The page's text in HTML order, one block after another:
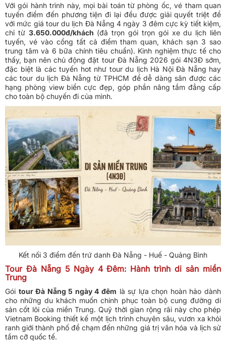
Với gói hành trình này, mọi bài toán từ phòng ốc, vé tham quan
tuyến điểm đến phương tiện đi lại đều được giải quyết triệt để
với mức giá tour du lịch Đà Nẵng 4 ngày 3 đêm cực kỳ tiết kiệm,
chỉ từ 3.650.000đ/khách (đã trọn gói trọn gói xe du lịch liên
tuyến, vé vào cổng tất cả điểm tham quan, khách sạn 3 sao
trung tâm và 6 bữa chính tiêu chuẩn). Kinh nghiệm thực tế cho
thấy, bạn nên chủ động đặt tour Đà Nẵng 2026 gói 4N3Đ sớm,
đặc biệt là các tuyến hot như tour du lịch Hà Nội Đà Nẵng hay
các tour du lịch Đà Nẵng từ TPHCM để dễ dàng săn được các
hạng phòng view biển cực đẹp, góp phần nâng tầm đẳng cấp
cho toàn bộ chuyến đi của mình.
Kết nối 3 điểm đến trứ danh Đà Nẵng - Huế - Quảng Bình
Tour Đà Nẵng 5 Ngày 4 Đêm: Hành trình di sản miền
Trung
Gói tour Đà Nẵng 5 ngày 4 đêm là sự lựa chọn hoàn hảo dành
cho những du khách muốn chinh phục toàn bộ cung đường di
sản cốt lõi của miền Trung. Quỹ thời gian rộng rãi này cho phép
Vietnam Booking thiết kế một lịch trình chuyên sâu, vươn xa khỏi
ranh giới thành phố để chạm đến những giá trị văn hóa và lịch sử
tầm cỡ quốc tế.